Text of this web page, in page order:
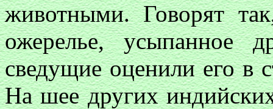
животными. Говорят
ожерелье, усыпанное
сведущие оценили его в
На шее других